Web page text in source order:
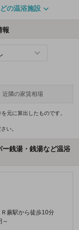
の温浴施設
報
近隣の家賃相場
元に算出したものです。
い。
銭湯・銭湯など温浴
蕨駅から徒歩10分
～